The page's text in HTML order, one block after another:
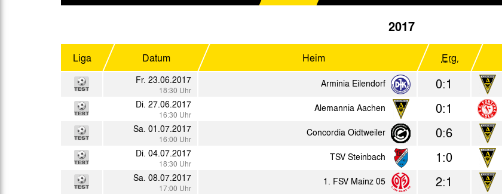
2017
Liga Datum Heim Erg.
Fr. 23.06.2017
18:30 Uhr
Arminia Eilendorf 0:1
Di. 27.06.2017
16:30 Uhr
Alemannia Aachen 0:1
Sa. 01.07.2017
16:00 Uhr
Concordia Oidtweiler 0:6
Di. 04.07.2017
18:30 Uhr
TSV Steinbach 1:0
Sa. 08.07.2017
17:00 Uhr
1. FSV Mainz 05 2:1